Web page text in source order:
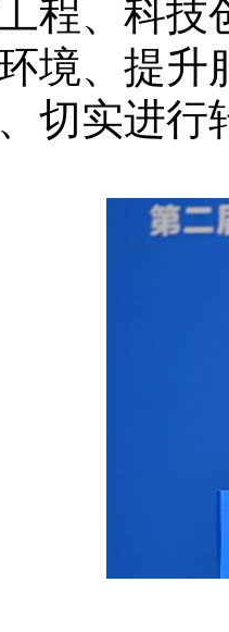
程、科技
境、提升
切实进行